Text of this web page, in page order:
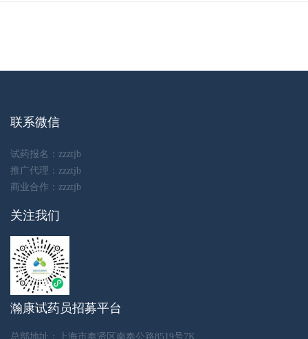
联系微信
试药报名：zzztjb
推广代理：zzztjb
商业合作：zzztjb
关注我们
瀚康试药员招募平台
总部地址：上海市奉贤区南奉公路8519号7K